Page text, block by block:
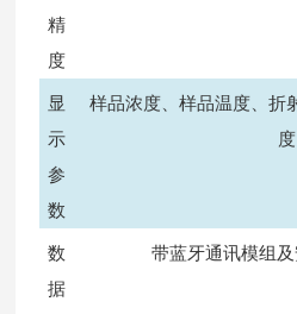
精
度
显
示
参
数
样品浓度、样品温度、折
度
数
据
带蓝牙通讯模组